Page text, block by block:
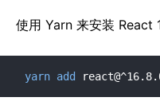
使用 Yarn 来安装 React
yarn add